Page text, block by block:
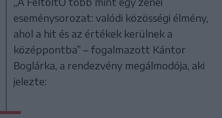
eseménysorozat: valódi közösségi élmény,
ahol a hit és az értékek kerülnek a
középpontba” – fogalmazott Kántor
Boglárka, a rendezvény megálmodója, aki
jelezte: